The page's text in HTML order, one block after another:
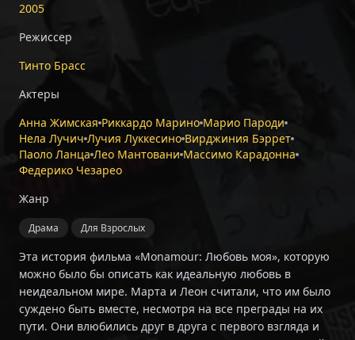
2005
Режиссер
Тинто Брасс
Актеры
Анна Жимская Риккардо Марино Марио Пароди
Нела Лучич Лучия Луккесино Вирджиния Бэррет
Паоло Ланца Лео Мантовани Массимо Карадонна
Федерико Чезарео
Жанр
Драма Для Взрослых
Эта история фильма «Monamour: Любовь моя», которую
можно было бы описать как идеальную любовь в
неидеальном мире. Марта и Леон считали, что им было
суждено быть вместе, несмотря на все преграды на их
пути. Они влюбились друг в друга с первого взгляда и